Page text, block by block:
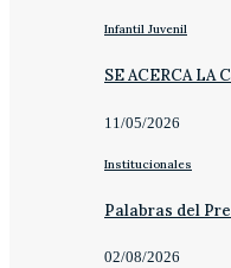
Infantil Juvenil
SE ACERCA LA
11/05/2026
Institucionales
Palabras del
02/08/2026